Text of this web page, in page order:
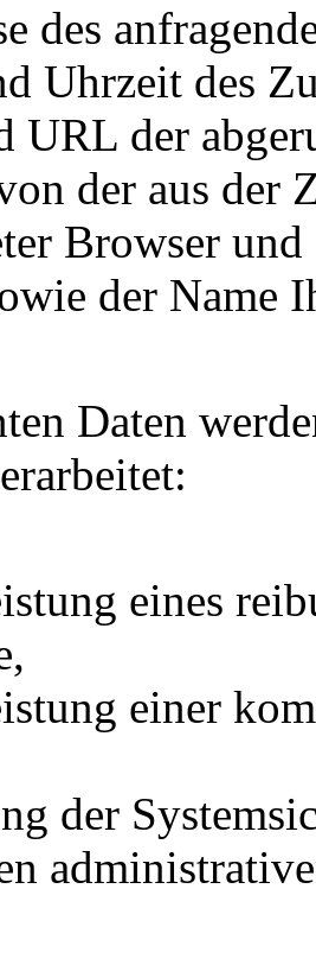
des
Uhrzeit des
URL der
der aus
Browser
der Name
Daten
eines
einer
der